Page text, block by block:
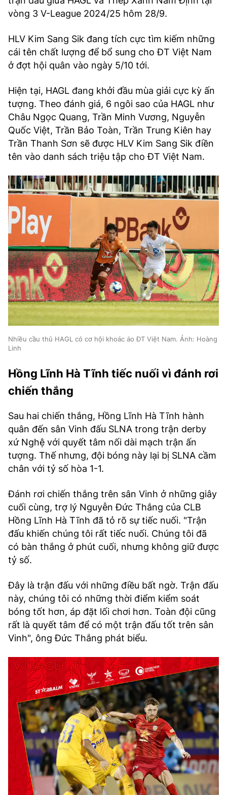
vòng 3 V-League 2024/25 hôm 28/9.
HLV Kim Sang Sik đang tích cực tìm kiếm những
cái tên chất lượng để bổ sung cho ĐT Việt Nam
ở đợt hội quân vào ngày 5/10 tới.
Hiện tại, HAGL đang khởi đầu mùa giải cực kỳ ấn
tượng. Theo đánh giá, 6 ngôi sao của HAGL như
Châu Ngọc Quang, Trần Minh Vương, Nguyễn
Quốc Việt, Trần Bảo Toàn, Trần Trung Kiên hay
Trần Thanh Sơn sẽ được HLV Kim Sang Sik điền
tên vào danh sách triệu tập cho ĐT Việt Nam.
Nhiều cầu thủ HAGL có cơ hội khoác áo ĐT Việt Nam. Ảnh: Hoàng
Linh
Hồng Lĩnh Hà Tĩnh tiếc nuối vì đánh rơi
chiến thắng
Sau hai chiến thắng, Hồng Lĩnh Hà Tĩnh hành
quân đến sân Vinh đấu SLNA trong trận derby
xứ Nghệ với quyết tâm nối dài mạch trận ấn
tượng. Thế nhưng, đội bóng này lại bị SLNA cầm
chân với tỷ số hòa 1-1.
Đánh rơi chiến thắng trên sân Vinh ở những giây
cuối cùng, trợ lý Nguyễn Đức Thắng của CLB
Hồng Lĩnh Hà Tĩnh đã tỏ rõ sự tiếc nuối. "Trận
đấu khiến chúng tôi rất tiếc nuối. Chúng tôi đã
có bàn thắng ở phút cuối, nhưng không giữ được
tỷ số.
Đây là trận đấu với những điều bất ngờ. Trận đấu
này, chúng tôi có những thời điểm kiểm soát
bóng tốt hơn, áp đặt lối chơi hơn. Toàn đội cũng
rất là quyết tâm để có một trận đấu tốt trên sân
Vinh", ông Đức Thắng phát biểu.